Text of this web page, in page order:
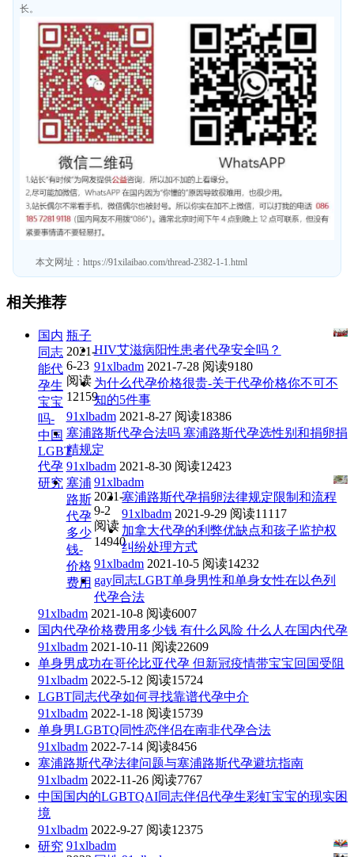
长。
本文网址： https://91xilaibao.com/thread-2382-1-1.html
相关推荐
国内
同志
能代
孕生
宝宝
吗-
中国
LGBT
代孕
研究
瓶子
2021-
6-23
阅读
12159
HIV艾滋病阳性患者代孕安全吗？
91xlbadm 2021-7-28 阅读9180
为什么代孕价格很贵-关于代孕价格你不可不
知的5件事
91xlbadm 2021-8-27 阅读18386
塞浦路斯代孕合法吗 塞浦路斯代孕选性别和捐卵捐
精规定
91xlbadm 2021-8-30 阅读12423
塞浦
路斯
代孕
多少
钱-
价格
费用
91xlbadm
2021-
9-2
阅读
14940
塞浦路斯代孕捐卵法律规定限制和流程
91xlbadm 2021-9-29 阅读11117
加拿大代孕的利弊优缺点和孩子监护权
纠纷处理方式
91xlbadm 2021-10-5 阅读14232
gay同志LGBT单身男性和单身女性在以色列
代孕合法
91xlbadm 2021-10-8 阅读6007
国内代孕价格费用多少钱 有什么风险 什么人在国内代孕
91xlbadm 2021-10-11 阅读22609
单身男成功在哥伦比亚代孕 但新冠疫情带宝宝回国受阻
91xlbadm 2022-5-12 阅读15724
LGBT同志代孕如何寻找靠谱代孕中介
91xlbadm 2022-1-18 阅读15739
单身男LGBTQ同性恋伴侣在南非代孕合法
91xlbadm 2022-7-14 阅读8456
塞浦路斯代孕法律问题与塞浦路斯代孕避坑指南
91xlbadm 2022-11-26 阅读7767
中国国内的LGBTQAI同志伴侣代孕生彩虹宝宝的现实困
境
91xlbadm 2022-9-27 阅读12375
研究 91xlbadm